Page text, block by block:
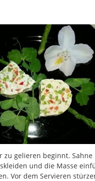
zu gelieren beginnt. Sahne
und die Masse
Vor dem Servieren